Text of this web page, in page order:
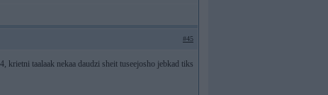
#45
krietni taalaak nekaa daudzi sheit tuseejosho jebkad tiks